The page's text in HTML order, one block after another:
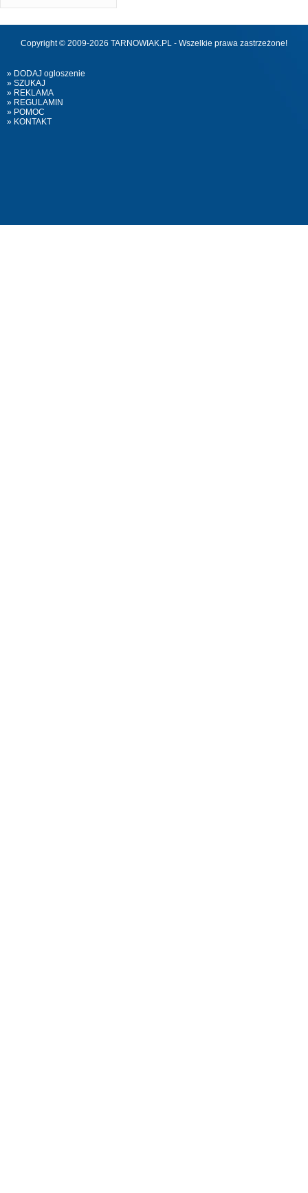
Copyright © 2009-2026 TARNOWIAK.PL - Wszelkie prawa zastrzeżone!
» DODAJ ogloszenie
» SZUKAJ
» REKLAMA
» REGULAMIN
» POMOC
» KONTAKT